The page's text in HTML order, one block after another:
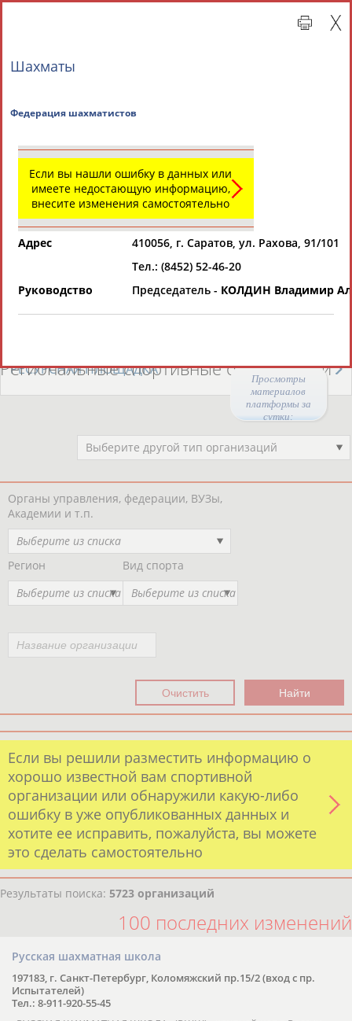
Просмотры
материалов
платформы за
сутки:
Главная » Региональные спортивные организации
СВОДНЫЕ ИНДЕКСЫ
ТАБЛО АКТИВНОСТИ
РЕСУРСНАЯ ПЛОЩАДКА
Региональные спортивные организации
Выберите другой тип организаций
Органы управления, федерации, ВУЗы,
Академии и т.п.
Выберите из списка
Регион
Выберите из списка
Вид спорта
Выберите из списка
Если вы решили разместить информацию о
хорошо известной вам спортивной
организации или обнаружили какую-либо
ошибку в уже опубликованных данных и
хотите ее исправить, пожалуйста, вы можете
это сделать самостоятельно
Результаты поиска: 5723 организаций
100 последних изменений
Русская шахматная школа
197183, г. Санкт-Петербург, Коломяжский пр.15/2 (вход с пр.
Испытателей)
Тел.: 8-911-920-55-45
Шахматы
Федерация шахматистов
Если вы нашли ошибку в данных или
имеете недостающую информацию,
внесите изменения самостоятельно
Адрес
410056, г. Саратов, ул. Рахова, 91/101
Тел.: (8452) 52-46-20
Руководство
Председатель - КОЛДИН Владимир